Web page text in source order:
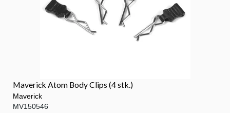
Maverick Atom Body Clips (4 stk.)
Maverick
MV150546